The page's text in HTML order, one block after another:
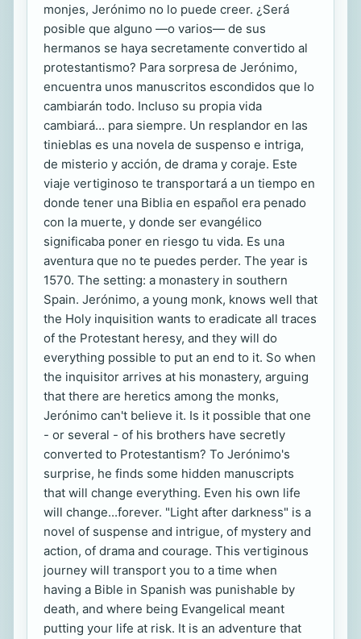
monjes, Jerónimo no lo puede creer. ¿Será
posible que alguno —o varios— de sus
hermanos se haya secretamente convertido al
protestantismo? Para sorpresa de Jerónimo,
encuentra unos manuscritos escondidos que lo
cambiarán todo. Incluso su propia vida
cambiará… para siempre. Un resplandor en las
tinieblas es una novela de suspenso e intriga,
de misterio y acción, de drama y coraje. Este
viaje vertiginoso te transportará a un tiempo en
donde tener una Biblia en español era penado
con la muerte, y donde ser evangélico
significaba poner en riesgo tu vida. Es una
aventura que no te puedes perder. The year is
1570. The setting: a monastery in southern
Spain. Jerónimo, a young monk, knows well that
the Holy inquisition wants to eradicate all traces
of the Protestant heresy, and they will do
everything possible to put an end to it. So when
the inquisitor arrives at his monastery, arguing
that there are heretics among the monks,
Jerónimo can't believe it. Is it possible that one
- or several - of his brothers have secretly
converted to Protestantism? To Jerónimo's
surprise, he finds some hidden manuscripts
that will change everything. Even his own life
will change...forever. "Light after darkness" is a
novel of suspense and intrigue, of mystery and
action, of drama and courage. This vertiginous
journey will transport you to a time when
having a Bible in Spanish was punishable by
death, and where being Evangelical meant
putting your life at risk. It is an adventure that